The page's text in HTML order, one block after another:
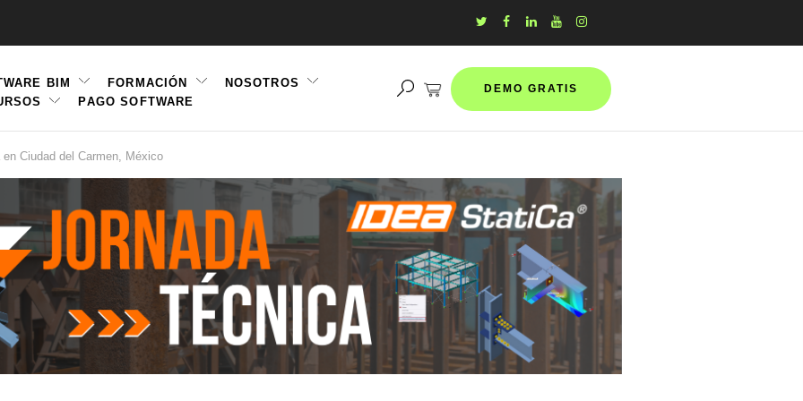
BIM FORMACIÓN
NOSOTROS
PAGO SOFTWARE
DEMO GRATIS
Ciudad del Carmen, México